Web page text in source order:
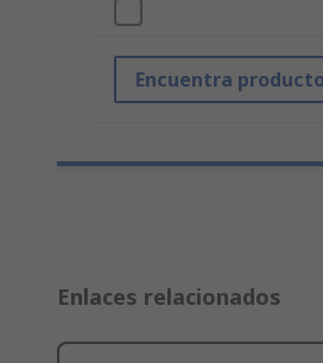
Encuentra
Enlaces relacionados